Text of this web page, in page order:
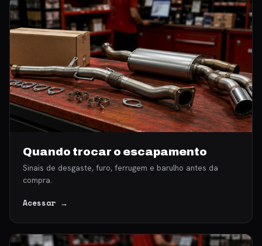
Quando trocar o escapamento
Sinais de desgaste, furo, ferrugem e barulho antes da
compra.
Acessar →